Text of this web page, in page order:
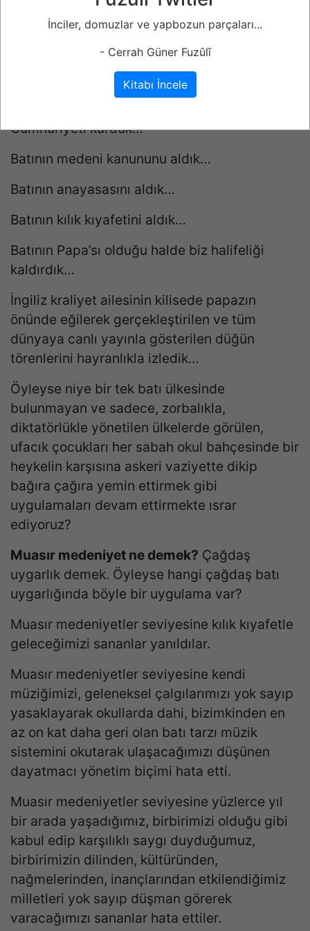
toplulukları büyüleyip, yaptığını güzel
Cumhuriyeti kurduk…
Batının medeni kanununu aldık…
Batının anayasasını aldık…
Batının kılık kıyafetini aldık…
Batının Papa’sı olduğu halde biz halifeliği
kaldırdık…
İngiliz kraliyet ailesinin kilisede papazın
önünde eğilerek gerçekleştirilen ve tüm
dünyaya canlı yayınla gösterilen düğün
törenlerini hayranlıkla izledik…
Öyleyse niye bir tek batı ülkesinde
bulunmayan ve sadece, zorbalıkla,
diktatörlükle yönetilen ülkelerde görülen,
ufacık çocukları her sabah okul bahçesinde bir
heykelin karşısına askeri vaziyette dikip
bağıra çağıra yemin ettirmek gibi
uygulamaları devam ettirmekte ısrar
ediyoruz?
Muasır medeniyet ne demek? Çağdaş
uygarlık demek. Öyleyse hangi çağdaş batı
uygarlığında böyle bir uygulama var?
Muasır medeniyetler seviyesine kılık kıyafetle
geleceğimizi sananlar yanıldılar.
Muasır medeniyetler seviyesine kendi
müziğimizi, geleneksel çalgılarımızı yok sayıp
yasaklayarak okullarda dahi, bizimkinden en
az on kat daha geri olan batı tarzı müzik
sistemini okutarak ulaşacağımızı düşünen
dayatmacı yönetim biçimi hata etti.
Muasır medeniyetler seviyesine yüzlerce yıl
bir arada yaşadığımız, birbirimizi olduğu gibi
kabul edip karşılıklı saygı duyduğumuz,
birbirimizin dilinden, kültüründen,
nağmelerinden, inançlarından etkilendiğimiz
milletleri yok sayıp düşman görerek
varacağımızı sananlar hata ettiler.
İnciler, domuzlar ve yapbozun parçaları...
- Cerrah Güner Fuzûlî
Kitabı İncele